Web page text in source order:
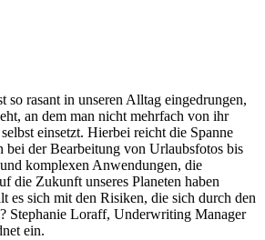
so rasant in unseren Alltag eingedrungen,
an dem man nicht mehrfach von ihr
einsetzt. Hierbei reicht die Spanne
bei der Bearbeitung von Urlaubsfotos bis
komplexen Anwendungen, die
die Zukunft unseres Planeten haben
es sich mit den Risiken, die sich durch den
Stephanie Loraff, Underwriting Manager
ein.